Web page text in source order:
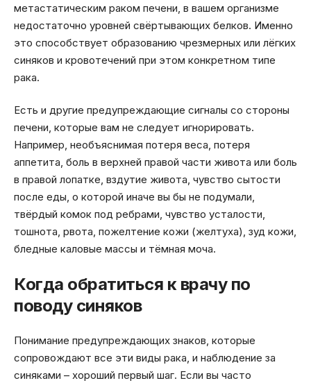
метастатическим раком печени, в вашем организме
недостаточно уровней свёртывающих белков. Именно
это способствует образованию чрезмерных или лёгких
синяков и кровотечений при этом конкретном типе
рака.
Есть и другие предупреждающие сигналы со стороны
печени, которые вам не следует игнорировать.
Например, необъяснимая потеря веса, потеря
аппетита, боль в верхней правой части живота или боль
в правой лопатке, вздутие живота, чувство сытости
после еды, о которой иначе вы бы не подумали,
твёрдый комок под ребрами, чувство усталости,
тошнота, рвота, пожелтение кожи (желтуха), зуд кожи,
бледные каловые массы и тёмная моча.
Когда обратиться к врачу по
поводу синяков
Понимание предупреждающих знаков, которые
сопровождают все эти виды рака, и наблюдение за
синяками – хороший первый шаг. Если вы часто